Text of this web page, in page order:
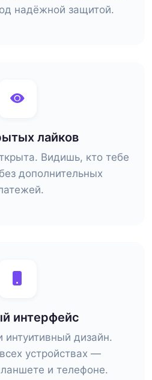
надёжной защитой.
лайков
Видишь, кто тебе
дополнительных
интерфейс
дизайн.
устройствах —
и телефоне.